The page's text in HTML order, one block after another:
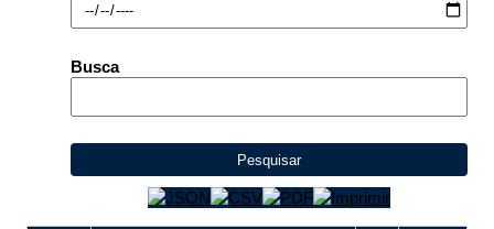
Ouvidoria
Busca
Pesquisar